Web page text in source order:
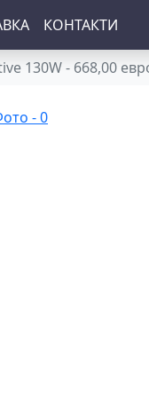
130W - 668,00
КОНТАКТИ